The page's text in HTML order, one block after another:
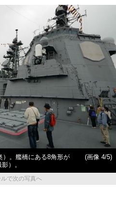
）。艦橋にある8角形が
）。
(画像 4/5)
で次の写真へ